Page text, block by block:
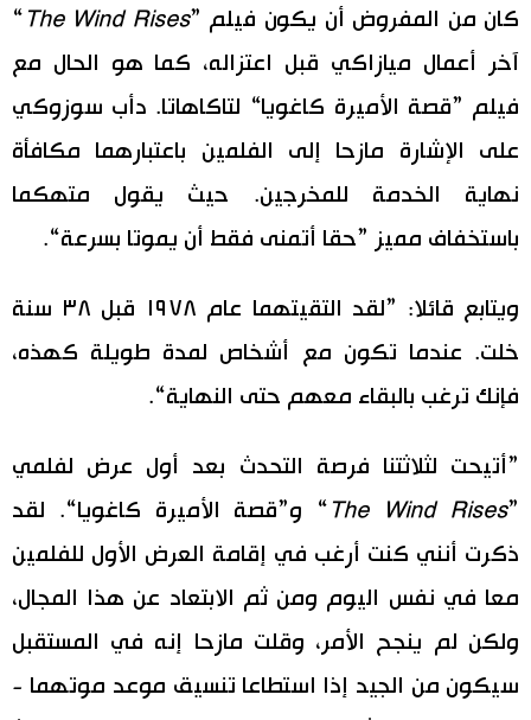
كان من المفروض أن يكون فيلم ”The Wind Rises
“
آخر أعمال ميازاكي قبل اعتزاله، كما هو الحال مع
فيلم ”قصة الأميرة كاغويا“ لتاكاهاتا. دأب سوزوكي
على الإشارة مازحا إلى الفلمين باعتبارهما مكافأة
نهاية الخدمة للمخرجين. حيث يقول متهكما
باستخفاف مميز ”حقا أتمنى فقط أن يموتا بسرعة“.
ويتابع قائلا: ”لقد التقيتهما عام ١٩٧٨ قبل ٣٨ سنة
خلت. عندما تكون مع أشخاص لمدة طويلة كهذه،
فإنك ترغب بالبقاء معهم حتى النهاية“.
”أتيحت لثلاثتنا فرصة التحدث بعد أول عرض لفلمي
”
The Wind Rises “ و”قصة الأميرة كاغويا“. لقد
ذكرت أنني كنت أرغب في إقامة العرض الأول للفلمين
معا في نفس اليوم ومن ثم الابتعاد عن هذا المجال،
ولكن لم ينجح الأمر، وقلت مازحا إنه في المستقبل
سيكون من الجيد إذا استطاعا تنسيق موعد موتهما -